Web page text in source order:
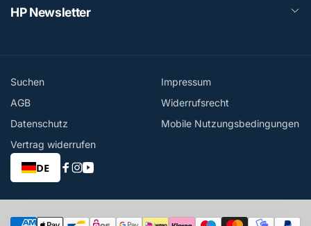
HP Newsletter
Suchen
Impressum
AGB
Widerrufsrecht
Datenschutz
Mobile Nutzungsbedingungen
Vertrag widerrufen
DE
Facebook
Instagram
YouTube